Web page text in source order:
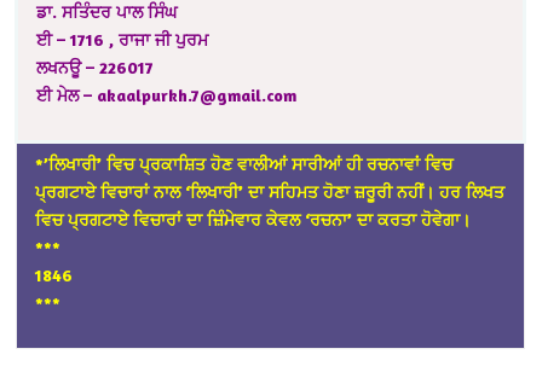
ਡਾ. ਸਤਿੰਦਰ ਪਾਲ ਸਿੰਘ
ਈ – 1716 , ਰਾਜਾ ਜੀ ਪੁਰਮ
ਲਖਨਊ – 226017
ਈ ਮੇਲ – akaalpurkh.7@gmail.com
*’ਲਿਖਾਰੀ’ ਵਿਚ ਪ੍ਰਕਾਸ਼ਿਤ ਹੋਣ ਵਾਲੀਆਂ ਸਾਰੀਆਂ ਹੀ ਰਚਨਾਵਾਂ ਵਿਚ
ਪ੍ਰਗਟਾਏ ਵਿਚਾਰਾਂ ਨਾਲ ‘ਲਿਖਾਰੀ’ ਦਾ ਸਹਿਮਤ ਹੋਣਾ ਜ਼ਰੂਰੀ ਨਹੀਂ। ਹਰ ਲਿਖਤ
ਵਿਚ ਪ੍ਰਗਟਾਏ ਵਿਚਾਰਾਂ ਦਾ ਜ਼ਿੰਮੇਵਾਰ ਕੇਵਲ ‘ਰਚਨਾ’ ਦਾ ਕਰਤਾ ਹੋਵੇਗਾ।
***
1846
***